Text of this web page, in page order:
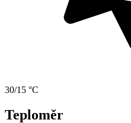
30/15 °C
Teploměr